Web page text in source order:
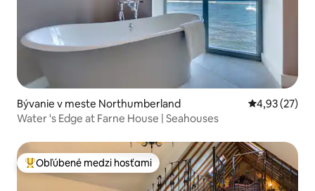
Bývanie v meste Northumberland Priemerné
4,93 (27)
Water 's Edge at Farne House | Seahouses
Najobľúbenejšie medzi hosťami
Obľúbené medzi hosťami